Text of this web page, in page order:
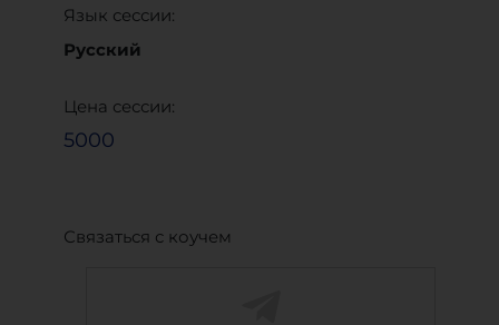
Язык сессии:
Русский
Цена сессии:
5000
Связаться с коучем